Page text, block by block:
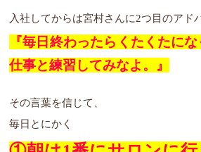
入社してからは宮村さんに2つ目のアド
『毎日終わったらくたくたに
仕事と練習してみなよ。』
その言葉を信じて、
毎日とにかく